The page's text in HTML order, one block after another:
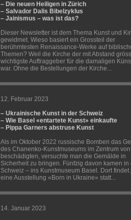
– Die neuen Heiligen in Zürich
– Salvador Dalis Bibelzyklus
– Jainismus – was ist das?
Dieser Newsletter ist dem Thema Kunst und
gewidmet. Wieso basiert ein Grossteil der
berühmtesten Renaissance-Werke auf
Themen? Weil die Kirche der mit Abstand
wichtigste Auftraggeber für die damaligen
war. Ohne die Bestellungen der Kirche...
12. Februar 2023
– Ukrainische Kunst in der Schweiz
– Wie Basel «entartete Kunst» einkaufte
– Pippa Garners abstruse Kunst
Als im Oktober 2022 russische Bomben das
des Chanenko-Kunstmuseums im Zentrum
beschädigten, versuchte man die Gemälde in
Sicherheit zu bringen. Fünfzig davon kamen in
Schweiz – ins Kunstmuseum Basel. Dort findet
eine Ausstellung «Born in Ukraine» statt...
14. Januar 2023